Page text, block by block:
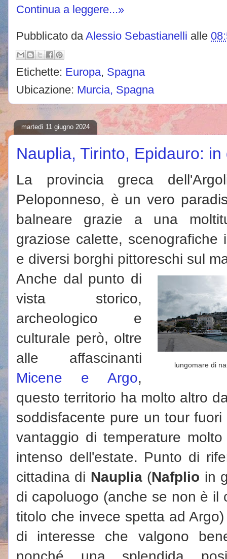
Continua a leggere...»
Pubblicato daAlessio Sebastianelli alle
Etichette: Europa, Spagna
Ubicazione: Murcia, Spagna
martedì 11 giugno 2024
Nauplia, Tirinto, Epidauro:
La provincia greca
Peloponneso, è un vero
balneare grazie a una
graziose calette,
e diversi borghi pittoreschi sul
lungomare di
Anche dal punto di
vista storico,
archeologico e
culturale però, oltre
alle affascinanti
Micene e Argo,
questo territorio ha molto altro
soddisfacente pure un tour
vantaggio di temperature
intenso dell'estate. Punto di
cittadina di Nauplia(Nafplio in
di capoluogo (anche se non è il
titolo che invece spetta ad
di interesse che valgono